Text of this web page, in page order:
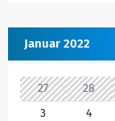
Januar 2022
27 28
3
4